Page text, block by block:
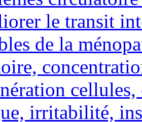
le transit
de la
irritabilité,